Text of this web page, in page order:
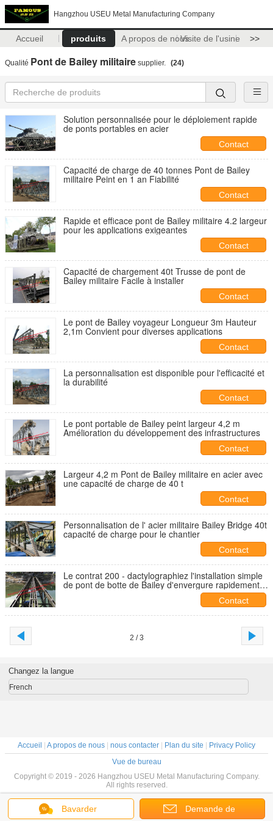
Hangzhou USEU Metal Manufacturing Company
Accueil produits A propos de nousVisite de l'usine >>
Qualité Pont de Bailey militaire supplier. (24)
Solution personnalisée pour le déploiement rapide
de ponts portables en acier
Contact
Capacité de charge de 40 tonnes Pont de Bailey
militaire Peint en 1 an Fiabilité
Contact
Rapide et efficace pont de Bailey militaire 4.2 largeur
pour les applications exigeantes
Contact
Capacité de chargement 40t Trusse de pont de
Bailey militaire Facile à installer
Contact
Le pont de Bailey voyageur Longueur 3m Hauteur
2,1m Convient pour diverses applications
Contact
La personnalisation est disponible pour l'efficacité et
la durabilité
Contact
Le pont portable de Bailey peint largeur 4,2 m
Amélioration du développement des infrastructures
Contact
Largeur 4,2 m Pont de Bailey militaire en acier avec
une capacité de charge de 40 t
Contact
Personnalisation de l' acier militaire Bailey Bridge 40t
capacité de charge pour le chantier
Contact
Le contrat 200 - dactylographiez l'installation simple
de pont de botte de Bailey d'envergure rapidement
Contact
2 / 3
Bavarder Demande de
Changez la langue
French
Accueil A propos de nous nous contacter Plan du site
Privacy Policy
Vue de bureau
Copyright © 2019 - 2026 Hangzhou USEU Metal Manufacturing Company.
All rights reserved.